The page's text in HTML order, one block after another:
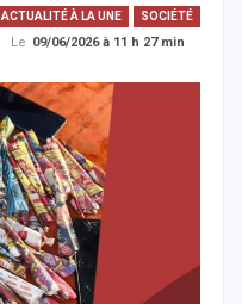
ACTUALITÉ À LA UNE SOCIÉTÉ
Le 09/06/2026 à 11 h 27 min